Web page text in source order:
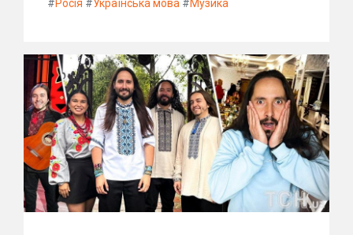
#Росія #Українська мова #Музика